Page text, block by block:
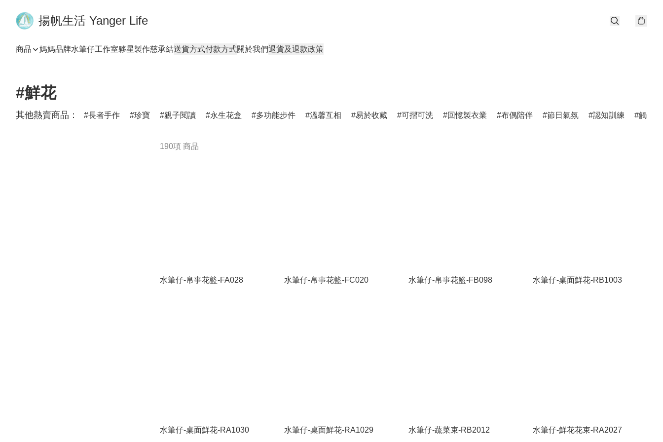
揚帆生活 Yanger Life
商品 媽媽品牌水筆仔工作室夥星製作慈承結送貨方式付款方式關於我們退貨及退款政策
#鮮花
其他熱賣商品： 長者手作 珍寶 親子閱讀 永生花盒 多功能步件 溫馨互相 易於收藏 可摺可洗 回憶製衣業 布偶陪伴 節日氣氛 認知訓練 觸感
190項 商品
水筆仔-帛事花籃-FA028 水筆仔-帛事花籃-FC020 水筆仔-帛事花籃-FB098 水筆仔-桌面鮮花-RB1003
水筆仔-桌面鮮花-RA1030 水筆仔-桌面鮮花-RA1029 水筆仔-蔬菜束-RB2012 水筆仔-鮮花花束-RA2027